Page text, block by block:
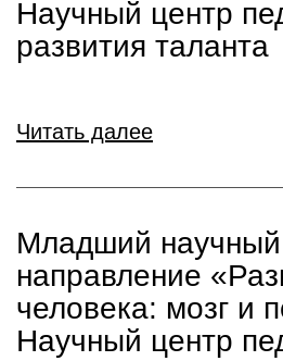
Научный центр
развития таланта
Читать далее
Младший научный
направление
человека: мозг и
Научный центр